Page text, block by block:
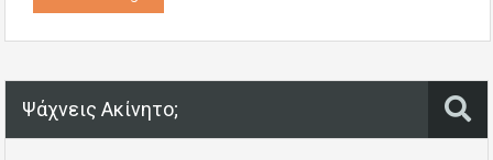
Ψάχνεις Ακίνητο;